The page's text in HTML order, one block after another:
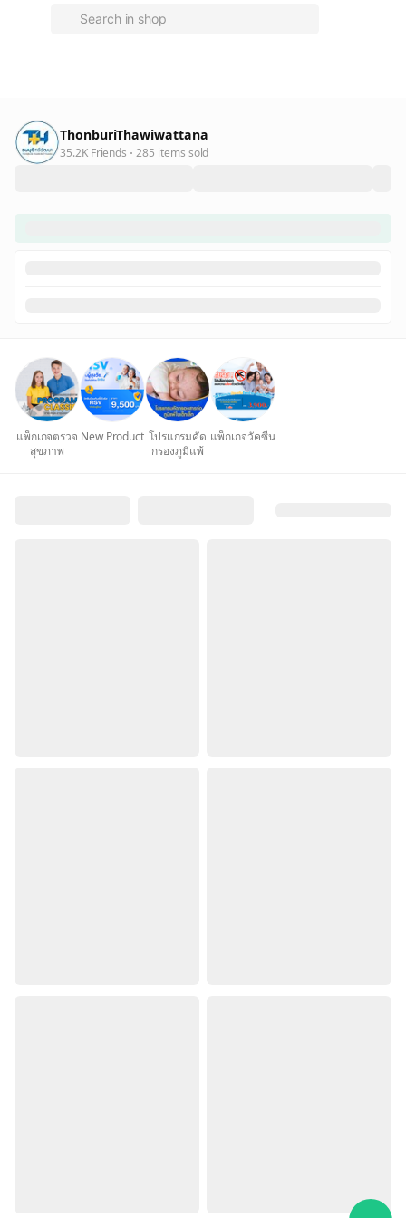
ThonburiThawiwattana
35.2K Friends 285 items sold
แพ็กเกจตรวจ
สุขภาพ
New Product โปรแกรมคัด
กรองภูมิแพ้
แพ็กเกจวัคซีน